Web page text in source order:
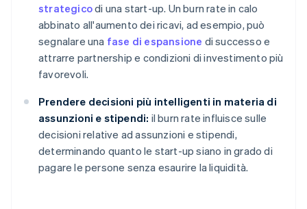
strategicodi una start-up. Un burn rate in calo
abbinato all'aumento dei ricavi, ad esempio, può
segnalare una fase di espansione di successo e
attrarre partnership e condizioni di investimento più
favorevoli.
Prendere decisioni più intelligenti in materia di
assunzioni e stipendi: il burn rate influisce sulle
decisioni relative ad assunzioni e stipendi,
determinando quanto le start-up siano in grado di
pagare le persone senza esaurire la liquidità.